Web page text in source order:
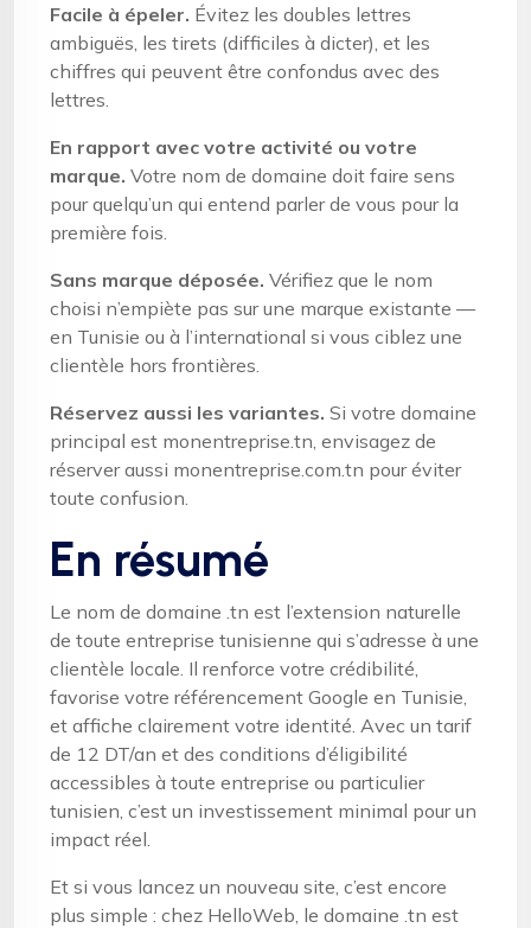
Facile à épeler. Évitez les doubles lettres
ambiguës, les tirets (difficiles à dicter), et les
chiffres qui peuvent être confondus avec des
lettres.
En rapport avec votre activité ou votre
marque. Votre nom de domaine doit faire sens
pour quelqu’un qui entend parler de vous pour la
première fois.
Sans marque déposée. Vérifiez que le nom
choisi n’empiète pas sur une marque existante —
en Tunisie ou à l’international si vous ciblez une
clientèle hors frontières.
Réservez aussi les variantes. Si votre domaine
principal est monentreprise.tn, envisagez de
réserver aussi monentreprise.com.tn pour éviter
toute confusion.
En résumé
Le nom de domaine .tn est l’extension naturelle
de toute entreprise tunisienne qui s’adresse à une
clientèle locale. Il renforce votre crédibilité,
favorise votre référencement Google en Tunisie,
et affiche clairement votre identité. Avec un tarif
de 12 DT/an et des conditions d’éligibilité
accessibles à toute entreprise ou particulier
tunisien, c’est un investissement minimal pour un
impact réel.
Et si vous lancez un nouveau site, c’est encore
plus simple : chez HelloWeb, le domaine .tn est